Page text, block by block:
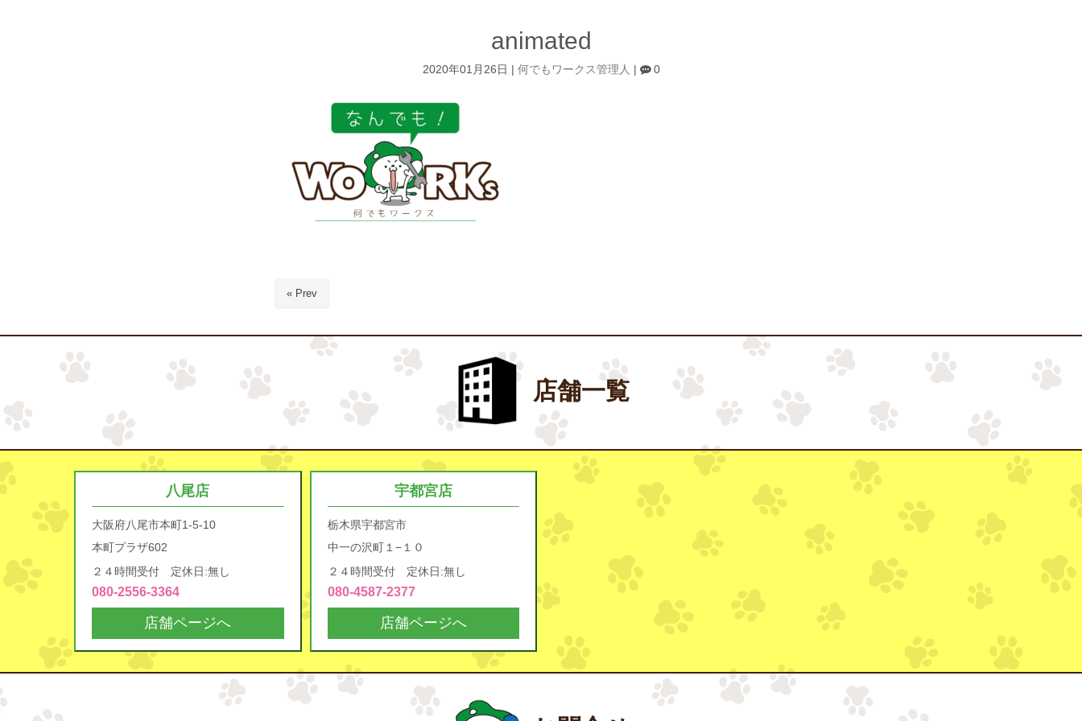
animated
2020年01月26日 何でもワークス管理人 0
« Prev
店舗一覧
八尾店
大阪府八尾市本町1-5-10
本町プラザ602
２４時間受付 定休日:無し
080-2556-3364
店舗ページへ
宇都宮店
栃木県宇都宮市
中一の沢町１−１０
２４時間受付 定休日:無し
080-4587-2377
店舗ページへ